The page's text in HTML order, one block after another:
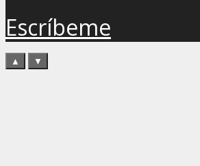
Escríbeme
▲ ▼